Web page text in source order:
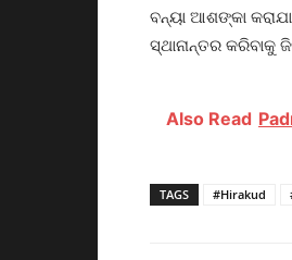
ବନ୍ୟା ଆଶଙ୍କା
ସ୍ଥାନାନ୍ତର କରିବାକୁ
Also Read
TAGS #Hirakud